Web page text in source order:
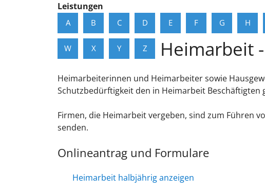
Leistungen
A B C D E F G H
W X Y Z Heimarbeit
Heimarbeiterinnen und Heimarbeiter sowie
Schutzbedürftigkeit den in Heimarbeit
Firmen, die Heimarbeit vergeben, sind zum Führen
senden.
Onlineantrag und Formulare
Heimarbeit halbjährig anzeigen